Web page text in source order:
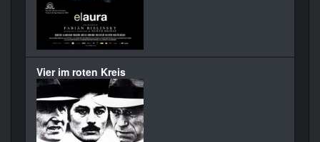
Vier im roten Kreis